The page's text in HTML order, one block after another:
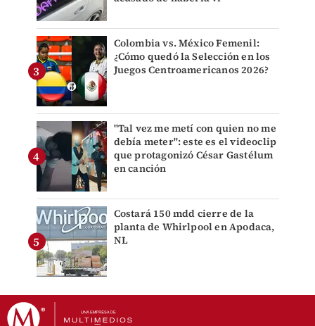
Colombia vs. México Femenil:
¿Cómo quedó la Selección en los
Juegos Centroamericanos 2026?
"Tal vez me metí con quien no me
debía meter": este es el videoclip
que protagonizó César Gastélum
en canción
Costará 150 mdd cierre de la
planta de Whirlpool en Apodaca,
NL